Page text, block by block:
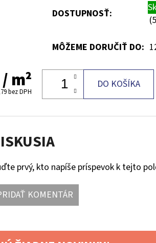
DOSTUPNOSŤ:
MÔŽEME DORUČIŤ DO:
/ m²
bez DPH
DO KOŠÍKA
prvý, kto napíše príspevok k tejto
KOMENTÁR